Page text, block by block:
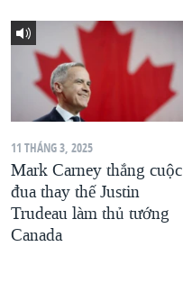
11 THÁNG 3, 2025
Mark Carney thắng cuộc
đua thay thế Justin
Trudeau làm thủ tướng
Canada